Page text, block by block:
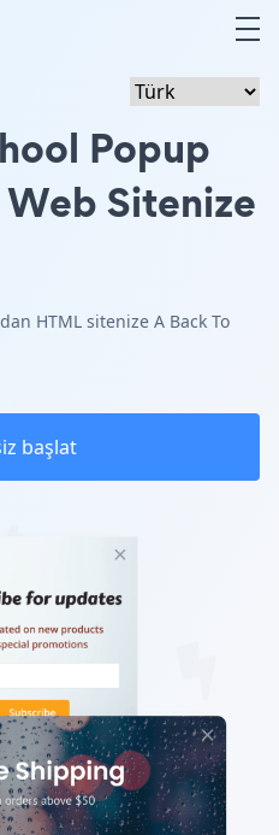
Popup
Sitenize
HTML sitenize A Back To
başlat